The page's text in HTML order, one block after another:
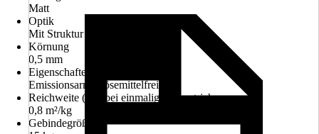
Matt
Optik
Mit Struktur
Körnung
0,5 mm
Eigenschaften
Emissionsarm, Lösemittelfrei
Reichweite (ca.) bei einmaligem Anstrich
0,8 m²/kg
Gebindegröße